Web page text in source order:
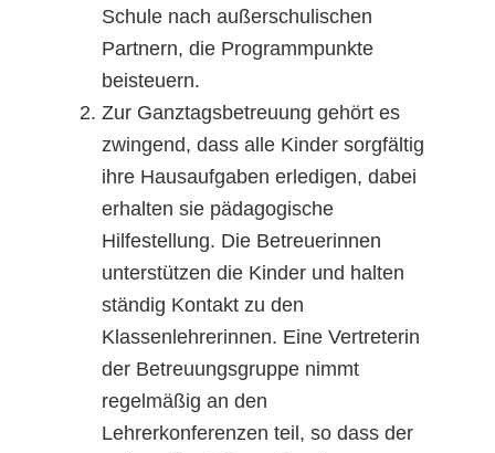
Schule nach außerschulischen
Partnern, die Programmpunkte
beisteuern.
Zur Ganztagsbetreuung gehört es
zwingend, dass alle Kinder sorgfältig
ihre Hausaufgaben erledigen, dabei
erhalten sie pädagogische
Hilfestellung. Die Betreuerinnen
unterstützen die Kinder und halten
ständig Kontakt zu den
Klassenlehrerinnen. Eine Vertreterin
der Betreuungsgruppe nimmt
regelmäßig an den
Lehrerkonferenzen teil, so dass der